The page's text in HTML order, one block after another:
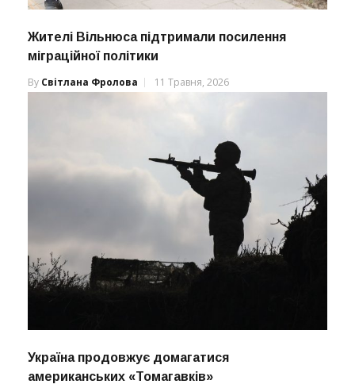
Жителі Вільнюса підтримали посилення
міграційної політики
By Світлана Фролова 11 Травня, 2026
Україна продовжує домагатися
американських «Томагавків»